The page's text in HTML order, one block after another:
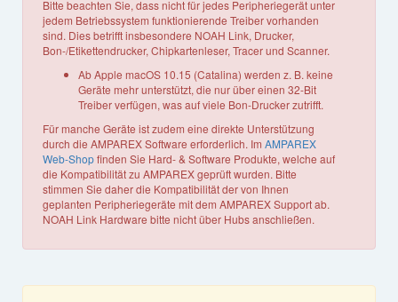
Bitte beachten Sie, dass nicht für jedes Peripheriegerät unter
jedem Betriebssystem funktionierende Treiber vorhanden
sind. Dies betrifft insbesondere NOAH Link, Drucker,
Bon-/Etikettendrucker, Chipkartenleser, Tracer und Scanner.
Ab Apple macOS 10.15 (Catalina) werden z. B. keine
Geräte mehr unterstützt, die nur über einen 32-Bit
Treiber verfügen, was auf viele Bon-Drucker zutrifft.
Für manche Geräte ist zudem eine direkte Unterstützung
durch die AMPAREX Software erforderlich. Im AMPAREX
Web-Shopfinden Sie Hard- & Software Produkte, welche auf
die Kompatibilität zu AMPAREX geprüft wurden. Bitte
stimmen Sie daher die Kompatibilität der von Ihnen
geplanten Peripheriegeräte mit dem AMPAREX Support ab.
NOAH Link Hardware bitte nicht über Hubs anschließen.